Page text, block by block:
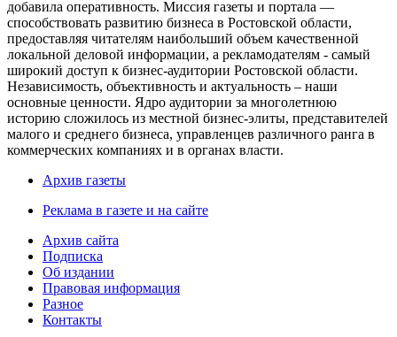
добавила оперативность. Миссия газеты и портала —
способствовать развитию бизнеса в Ростовской области,
предоставляя читателям наибольший объем качественной
локальной деловой информации, а рекламодателям - самый
широкий доступ к бизнес-аудитории Ростовской области.
Независимость, объективность и актуальность – наши
основные ценности. Ядро аудитории за многолетнюю
историю сложилось из местной бизнес-элиты, представителей
малого и среднего бизнеса, управленцев различного ранга в
коммерческих компаниях и в органах власти.
Архив газеты
Реклама в газете и на сайте
Архив сайта
Подписка
Об издании
Правовая информация
Разное
Контакты